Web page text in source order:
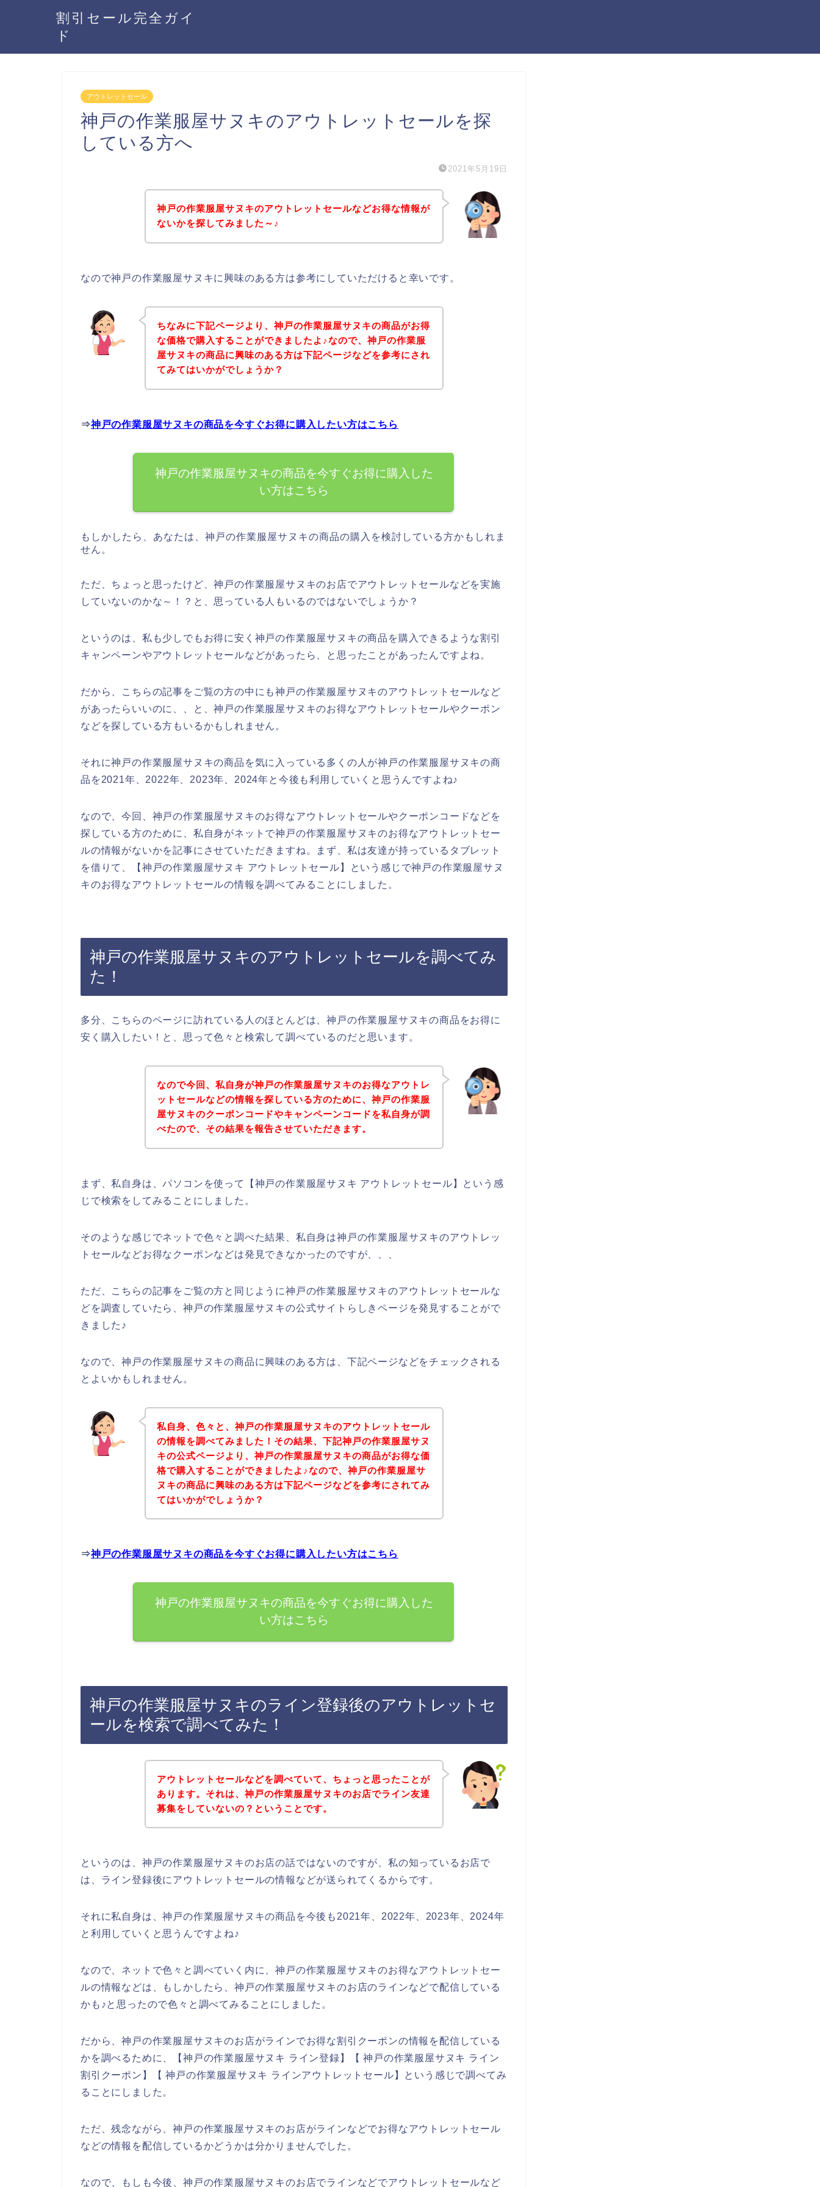
割引セール完全ガイ
ド
アウトレットセール
神戸の作業服屋サヌキのアウトレットセールを探
している方へ
2021年5月19日
神戸の作業服屋サヌキのアウトレットセールなどお得な情報が
ないかを探してみました～♪
なので神戸の作業服屋サヌキに興味のある方は参考にしていただけると幸いです。
ちなみに下記ページより、神戸の作業服屋サヌキの商品がお得
な価格で購入することができましたよ♪なので、神戸の作業服
屋サヌキの商品に興味のある方は下記ページなどを参考にされ
てみてはいかがでしょうか？
⇒神戸の作業服屋サヌキの商品を今すぐお得に購入したい方はこちら
神戸の作業服屋サヌキの商品を今すぐお得に購入した
い方はこちら
もしかしたら、あなたは、神戸の作業服屋サヌキの商品の購入を検討している方かもしれま
せん。
ただ、ちょっと思ったけど、神戸の作業服屋サヌキのお店でアウトレットセールなどを実施
していないのかな～！？と、思っている人もいるのではないでしょうか？
というのは、私も少しでもお得に安く神戸の作業服屋サヌキの商品を購入できるような割引
キャンペーンやアウトレットセールなどがあったら、と思ったことがあったんですよね。
だから、こちらの記事をご覧の方の中にも神戸の作業服屋サヌキのアウトレットセールなど
があったらいいのに、、と、神戸の作業服屋サヌキのお得なアウトレットセールやクーポン
などを探している方もいるかもしれません。
それに神戸の作業服屋サヌキの商品を気に入っている多くの人が神戸の作業服屋サヌキの商
品を2021年、2022年、2023年、2024年と今後も利用していくと思うんですよね♪
なので、今回、神戸の作業服屋サヌキのお得なアウトレットセールやクーポンコードなどを
探している方のために、私自身がネットで神戸の作業服屋サヌキのお得なアウトレットセー
ルの情報がないかを記事にさせていただきますね。まず、私は友達が持っているタブレット
を借りて、【神戸の作業服屋サヌキ アウトレットセール】という感じで神戸の作業服屋サヌ
キのお得なアウトレットセールの情報を調べてみることにしました。
神戸の作業服屋サヌキのアウトレットセールを調べてみ
た！
多分、こちらのページに訪れている人のほとんどは、神戸の作業服屋サヌキの商品をお得に
安く購入したい！と、思って色々と検索して調べているのだと思います。
なので今回、私自身が神戸の作業服屋サヌキのお得なアウトレ
ットセールなどの情報を探している方のために、神戸の作業服
屋サヌキのクーポンコードやキャンペーンコードを私自身が調
べたので、その結果を報告させていただきます。
まず、私自身は、パソコンを使って【神戸の作業服屋サヌキ アウトレットセール】という感
じで検索をしてみることにしました。
そのような感じでネットで色々と調べた結果、私自身は神戸の作業服屋サヌキのアウトレッ
トセールなどお得なクーポンなどは発見できなかったのですが、、、
ただ、こちらの記事をご覧の方と同じように神戸の作業服屋サヌキのアウトレットセールな
どを調査していたら、神戸の作業服屋サヌキの公式サイトらしきページを発見することがで
きました♪
なので、神戸の作業服屋サヌキの商品に興味のある方は、下記ページなどをチェックされる
とよいかもしれません。
私自身、色々と、神戸の作業服屋サヌキのアウトレットセール
の情報を調べてみました！その結果、下記神戸の作業服屋サヌ
キの公式ページより、神戸の作業服屋サヌキの商品がお得な価
格で購入することができましたよ♪なので、神戸の作業服屋サ
ヌキの商品に興味のある方は下記ページなどを参考にされてみ
てはいかがでしょうか？
⇒神戸の作業服屋サヌキの商品を今すぐお得に購入したい方はこちら
神戸の作業服屋サヌキの商品を今すぐお得に購入した
い方はこちら
神戸の作業服屋サヌキのライン登録後のアウトレットセ
ールを検索で調べてみた！
アウトレットセールなどを調べていて、ちょっと思ったことが
あります。それは、神戸の作業服屋サヌキのお店でライン友達
募集をしていないの？ということです。
というのは、神戸の作業服屋サヌキのお店の話ではないのですが、私の知っているお店で
は、ライン登録後にアウトレットセールの情報などが送られてくるからです。
それに私自身は、神戸の作業服屋サヌキの商品を今後も2021年、2022年、2023年、2024年
と利用していくと思うんですよね♪
なので、ネットで色々と調べていく内に、神戸の作業服屋サヌキのお得なアウトレットセー
ルの情報などは、もしかしたら、神戸の作業服屋サヌキのお店のラインなどで配信している
かも♪と思ったので色々と調べてみることにしました。
だから、神戸の作業服屋サヌキのお店がラインでお得な割引クーポンの情報を配信している
かを調べるために、【神戸の作業服屋サヌキ ライン登録】【 神戸の作業服屋サヌキ ライン
割引クーポン】【 神戸の作業服屋サヌキ ラインアウトレットセール】という感じで調べてみ
ることにしました。
ただ、残念ながら、神戸の作業服屋サヌキのお店がラインなどでお得なアウトレットセール
などの情報を配信しているかどうかは分かりませんでした。
なので、もしも今後、神戸の作業服屋サヌキのお店でラインなどでアウトレットセールなど